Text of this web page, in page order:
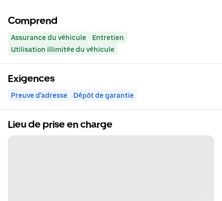
Comprend
Assurance du véhicule
Entretien
Utilisation illimitée du véhicule
Exigences
Preuve d'adresse Dépôt de garantie
Lieu de prise en charge